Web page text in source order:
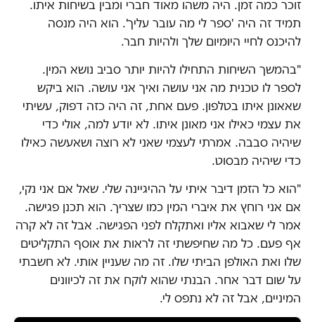
זוכר כמה זמן. היה משהו מאוד חברי ומבין בשיחות איתו.
תמיד זה היה 'ספר לי מה עובר עליך'. הוא היה מנסה
להיכנס לחיי היומיום שלך ולהיות חבר.
"בהמשך השיחות התחילו להיות יותר סביב נושא המין.
לספר לו טכנית מה אני עושה ואיך אני עושה. הוא ביקש
שאאונן איתו בטלפון. פעם אחת, זה היה כזה דפוק, עשיתי
את עצמי כאילו אני מאונן איתו. לא יודע למה, אולי כדי
שיהיה סבבה. אמרתי לעצמי שאני לא רוצה ושאעשה כאילו
כדי שיהיה מבסוט.
"הוא כל הזמן דיבר איתי על ההיגיינה שלי. שאל אם אני נקי,
אם אני רוחץ את איברי המין כמו שצריך. הוא תכנן פגישה.
אמר לי שאבוא אליו ואתקלח לפני הפגישה. אבל זה לא קרה
אף פעם. כל מה שחיפשתי זה לראות את אוסף התקליטים
שלו ואת האולפן הביתי שלו. זה מה שעניין אותי. לא חשבתי
על שום דבר אחר. הבנתי שהוא לוקח את זה לכיוונים
המיניים, אבל זה לא נתפס לי.